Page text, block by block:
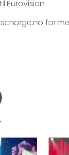
Eurovision.
for